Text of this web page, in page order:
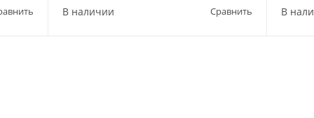
В наличии Сравнить В